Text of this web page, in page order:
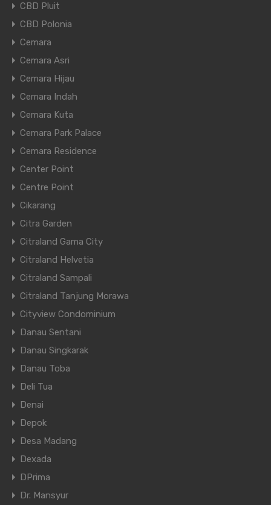
CBD Pluit
CBD Polonia
Cemara
Cemara Asri
Cemara Hijau
Cemara Indah
Cemara Kuta
Cemara Park Palace
Cemara Residence
Center Point
Centre Point
Cikarang
Citra Garden
Citraland Gama City
Citraland Helvetia
Citraland Sampali
Citraland Tanjung Morawa
Cityview Condominium
Danau Sentani
Danau Singkarak
Danau Toba
Deli Tua
Denai
Depok
Desa Madang
Dexada
DPrima
Dr. Mansyur